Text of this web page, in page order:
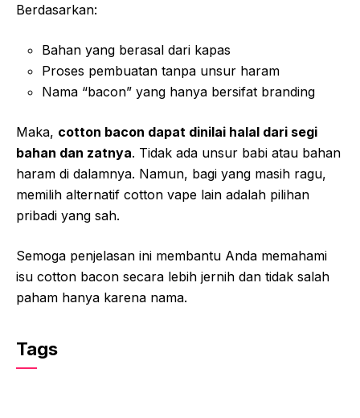
Berdasarkan:
Bahan yang berasal dari kapas
Proses pembuatan tanpa unsur haram
Nama “bacon” yang hanya bersifat branding
Maka, cotton bacon dapat dinilai halal dari segi
bahan dan zatnya. Tidak ada unsur babi atau bahan
haram di dalamnya. Namun, bagi yang masih ragu,
memilih alternatif cotton vape lain adalah pilihan
pribadi yang sah.
Semoga penjelasan ini membantu Anda memahami
isu cotton bacon secara lebih jernih dan tidak salah
paham hanya karena nama.
Tags